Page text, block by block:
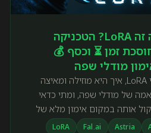
מה זה LoRA? הטכניקה
זמן ⏳ וכסף 💰
מודלי שפה
מהי LoRA, איך היא מוזילה ומאיצה
של מודלי שפה, ומתי כדאי
אותה במקום אימון מלא של
Astria
Fal.ai
LoRA